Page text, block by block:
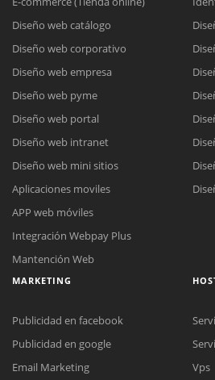
Reunión
Diseño web catálogo
Diseño web corporativo
Diseño web empresa
Diseño web pyme
Diseño web portal
Diseño web intranet
Diseño web mini sitios
Aplicaciones moviles
APP web móviles
Integración Webpay Plus
Mantención Web
MARKETING
Publicidad en facebook
Publicidad en google
Email Marketing
Vps